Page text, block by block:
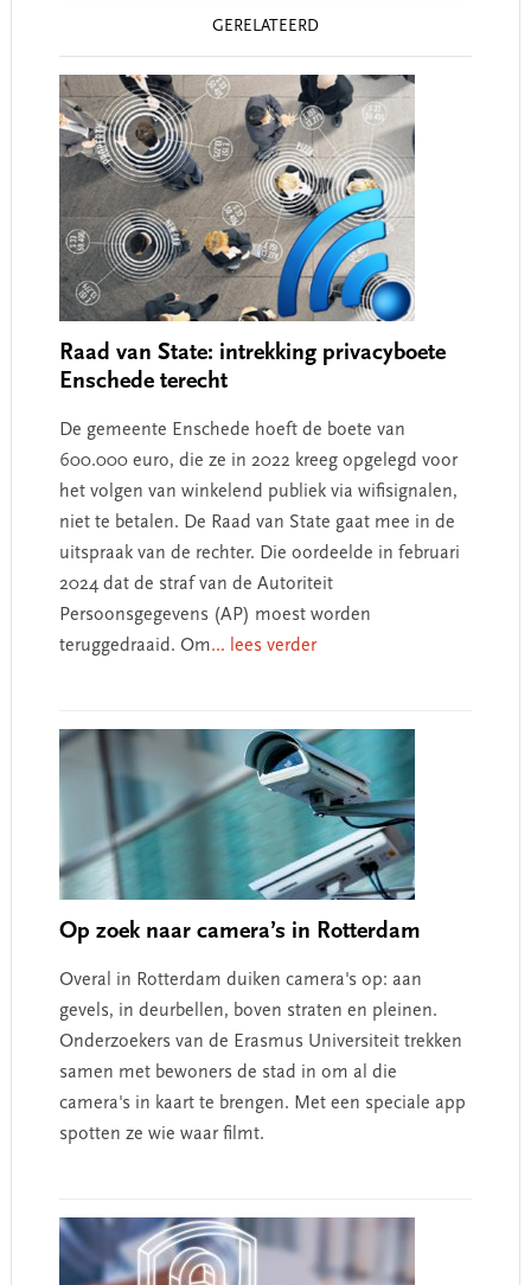
GERELATEERD
Raad van State: intrekking privacyboete
Enschede terecht
De gemeente Enschede hoeft de boete van
600.000 euro, die ze in 2022 kreeg opgelegd voor
het volgen van winkelend publiek via wifisignalen,
niet te betalen. De Raad van State gaat mee in de
uitspraak van de rechter. Die oordeelde in februari
2024 dat de straf van de Autoriteit
Persoonsgegevens (AP) moest worden
teruggedraaid. Om... lees verder
Op zoek naar camera’s in Rotterdam
Overal in Rotterdam duiken camera's op: aan
gevels, in deurbellen, boven straten en pleinen.
Onderzoekers van de Erasmus Universiteit trekken
samen met bewoners de stad in om al die
camera's in kaart te brengen. Met een speciale app
spotten ze wie waar filmt.